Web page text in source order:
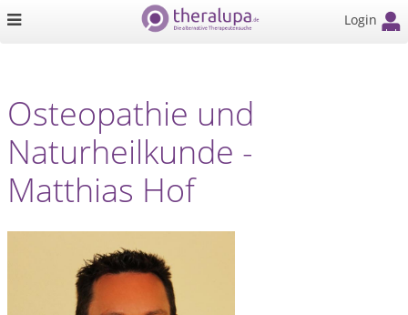
Login
Osteopathie und
Naturheilkunde -
Matthias Hof